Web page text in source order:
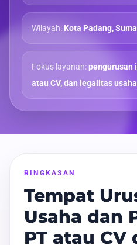
Wilayah:Kota Padang,
Fokus layanan:pengurusan
atau CV, dan legalitas
RINGKASAN
Tempat
Usaha dan
PT atau CV